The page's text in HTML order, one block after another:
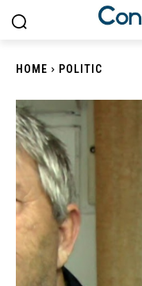
HOME POLITIC